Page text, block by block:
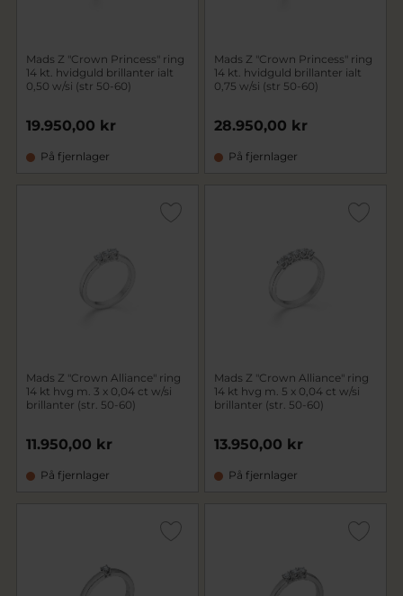
Mads Z "Crown Princess" ring
14 kt. hvidguld brillanter ialt
0,50 w/si (str 50-60)
19.950,00 kr
På fjernlager
Mads Z "Crown Princess" ring
14 kt. hvidguld brillanter ialt
0,75 w/si (str 50-60)
28.950,00 kr
På fjernlager
Mads Z "Crown Alliance" ring
14 kt hvg m. 3 x 0,04 ct w/si
brillanter (str. 50-60)
11.950,00 kr
På fjernlager
Mads Z "Crown Alliance" ring
14 kt hvg m. 5 x 0,04 ct w/si
brillanter (str. 50-60)
13.950,00 kr
På fjernlager